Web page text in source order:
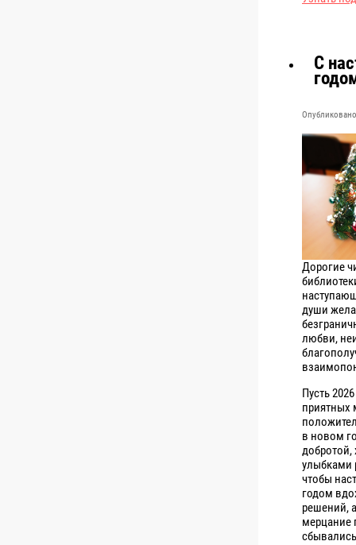
С
Дорогие
души
любви,
Пусть
приятных
в новом
улыбками
чтобы
годом
решений,
мерцание